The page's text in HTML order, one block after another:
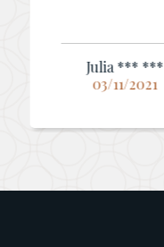
Julia *** ***
03/11/2021